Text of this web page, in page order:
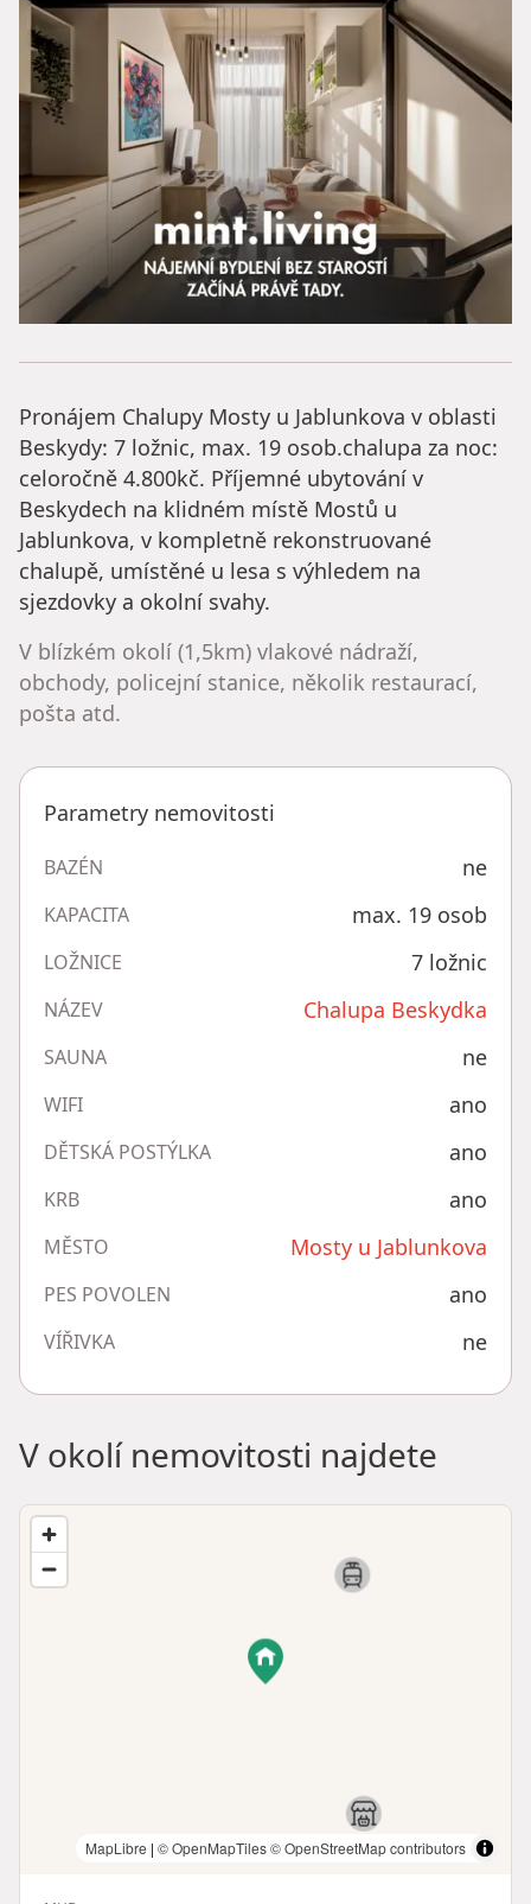
Pronájem Chalupy Mosty u Jablunkova v oblasti
Beskydy: 7 ložnic, max. 19 osob.chalupa za noc:
celoročně 4.800kč. Příjemné ubytování v
Beskydech na klidném místě Mostů u
Jablunkova, v kompletně rekonstruované
chalupě, umístěné u lesa s výhledem na
sjezdovky a okolní svahy.
V blízkém okolí (1,5km) vlakové nádraží,
obchody, policejní stanice, několik restaurací,
pošta atd.
Parametry nemovitosti
BAZÉN ne
KAPACITA max. 19 osob
LOŽNICE 7 ložnic
NÁZEV Chalupa Beskydka
SAUNA ne
WIFI ano
DĚTSKÁ POSTÝLKA ano
KRB ano
MĚSTO Mosty u Jablunkova
PES POVOLEN ano
VÍŘIVKA ne
V okolí nemovitosti najdete
MapLibre | © OpenMapTiles© OpenStreetMap contributors